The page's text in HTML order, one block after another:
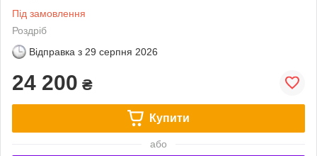
Під замовлення
Роздріб
Відправка з 29 серпня 2026
24 200 ₴
Купити
або